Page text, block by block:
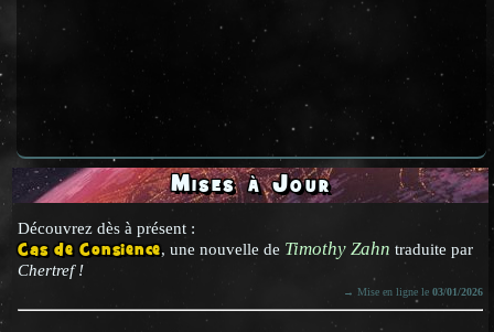
Mises à Jour
Découvrez dès à présent :
Cas de Consience, une nouvelle de Timothy Zahn traduite par
Chertref !
→ Mise en ligne le03/01/2026